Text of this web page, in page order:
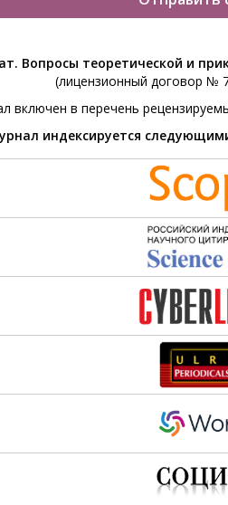
Вопросы теоретической и
(лицензионный договор №
включен в перечень
индексируется